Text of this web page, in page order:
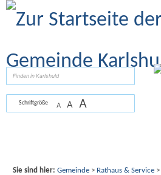
Zum Inhalt
Schriftgröße A A A
Sie sind hier: Gemeinde> Rathaus & Service>